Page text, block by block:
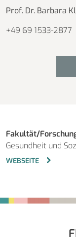
Prof. Dr. Barbara
+49 69 1533-2877
Fakultät/
Gesundheit und
WEBSEITE
Fußbereich